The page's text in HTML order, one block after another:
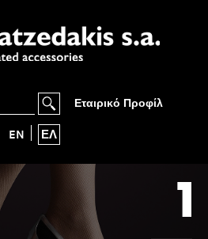
Εταιρικό Προφίλ
EN ΕΛ
1